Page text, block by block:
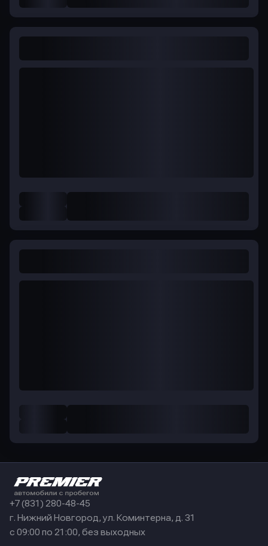
+7 (831) 280-48-45
г. Нижний Новгород, ул. Коминтерна, д. 31
с 09:00 по 21:00, без выходных